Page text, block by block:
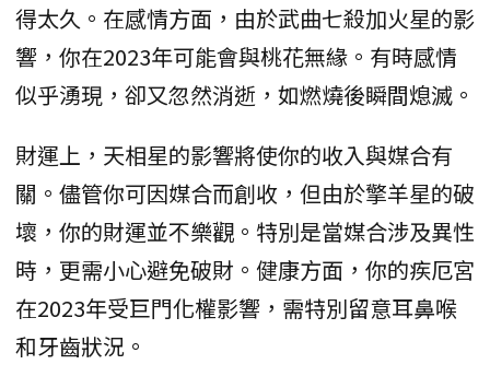
得太久。在感情方面，由於武曲七殺加火星的影
響，你在2023年可能會與桃花無緣。有時感情
似乎湧現，卻又忽然消逝，如燃燒後瞬間熄滅。
財運上，天相星的影響將使你的收入與媒合有
關。儘管你可因媒合而創收，但由於擎羊星的破
壞，你的財運並不樂觀。特別是當媒合涉及異性
時，更需小心避免破財。健康方面，你的疾厄宮
在2023年受巨門化權影響，需特別留意耳鼻喉
和牙齒狀況。